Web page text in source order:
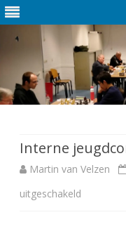
Interne
Martin van Velzen
uitgeschakeld